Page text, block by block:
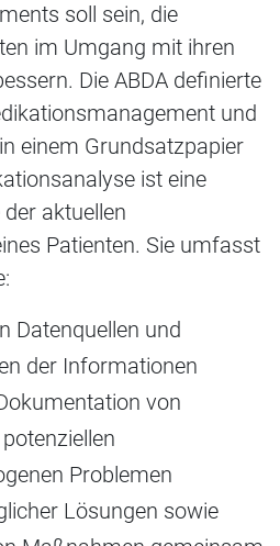
soll sein, die
im Umgang mit ihren
Die ABDA definierte
und
einem Grundsatzpapier
ist eine
aktuellen
Patienten. Sie umfasst
Datenquellen und
der Informationen
von
Problemen
Lösungen sowie